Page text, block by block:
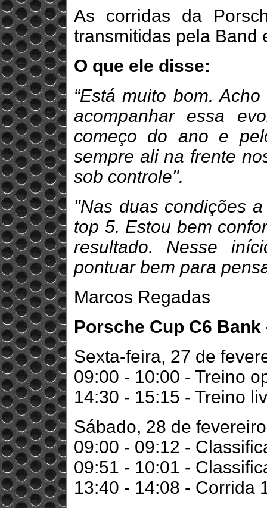
As corridas da
transmitidas pela Band
O que ele disse:
“Está muito bom.
acompanhar essa
começo do ano e
sempre ali na frente
sob controle".
"Nas duas condições
top 5. Estou bem
resultado. Nesse
pontuar bem para
Marcos Regadas
Porsche Cup C6
Sexta-feira, 27 de
09:00 - 10:00 - Treino
14:30 - 15:15 - Treino
Sábado, 28 de fevereiro
09:00 - 09:12 -
09:51 - 10:01 -
13:40 - 14:08 - Corrida